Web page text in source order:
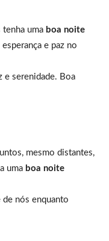
tenha uma boa noite
e paz no
e serenidade. Boa
mesmo distantes,
uma boa noite
de nós enquanto